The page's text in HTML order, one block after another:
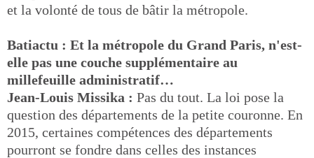
et la volonté de tous de bâtir la métropole.
Batiactu : Et la métropole du Grand Paris, n'est-
elle pas une couche supplémentaire au
millefeuille administratif…
Jean-Louis Missika : Pas du tout. La loi pose la
question des départements de la petite couronne. En
2015, certaines compétences des départements
pourront se fondre dans celles des instances